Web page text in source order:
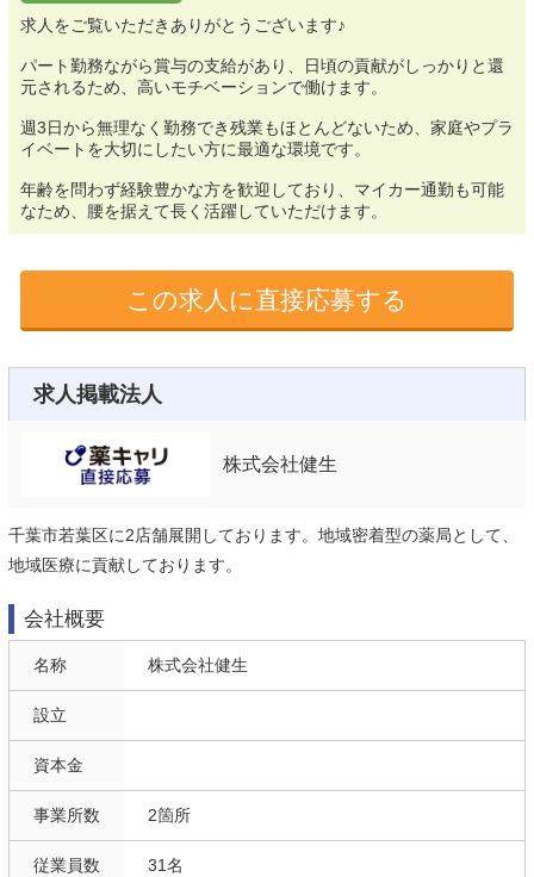
求人をご覧いただきありがとうございます♪
パート勤務ながら賞与の支給があり、日頃の貢献がしっかりと還
元されるため、高いモチベーションで働けます。
週3日から無理なく勤務でき残業もほとんどないため、家庭やプラ
イベートを大切にしたい方に最適な環境です。
年齢を問わず経験豊かな方を歓迎しており、マイカー通勤も可能
なため、腰を据えて長く活躍していただけます。
この求人に直接応募する
求人掲載法人
株式会社健生
千葉市若葉区に2店舗展開しております。地域密着型の薬局として、
地域医療に貢献しております。
会社概要
名称 株式会社健生
設立
資本金
事業所数 2箇所
従業員数 31名